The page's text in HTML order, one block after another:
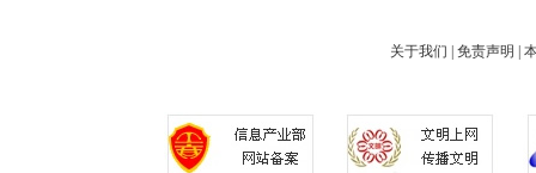
关于我们 | 免责声明 |